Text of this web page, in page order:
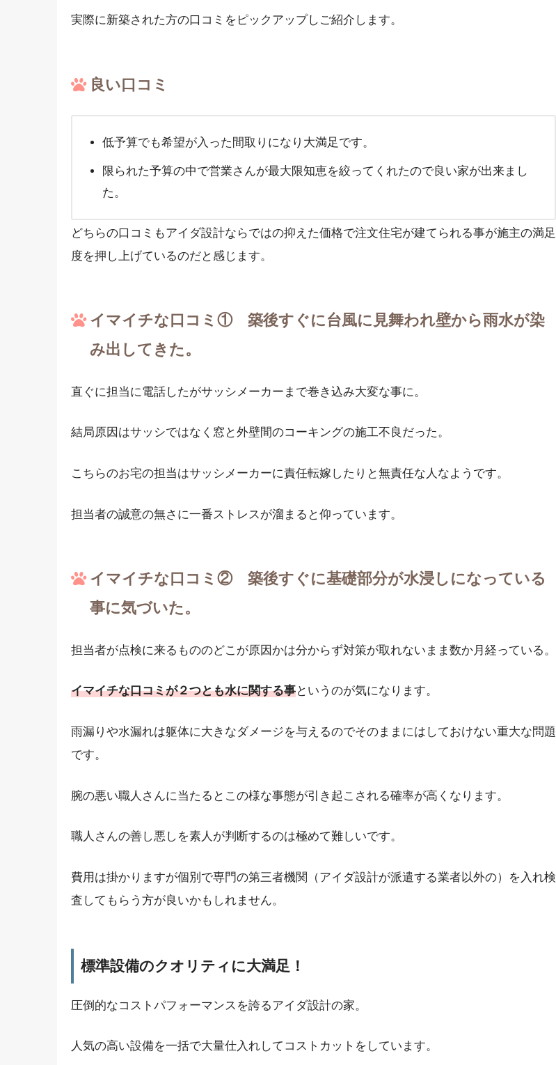
実際に新築された方の口コミをピックアップしご紹介します。
良い口コミ
低予算でも希望が入った間取りになり大満足です。
限られた予算の中で営業さんが最大限知恵を絞ってくれたので良い家が出来まし
た。
どちらの口コミもアイダ設計ならではの抑えた価格で注文住宅が建てられる事が施主の満足
度を押し上げているのだと感じます。
イマイチな口コミ① 築後すぐに台風に見舞われ壁から雨水が染
み出してきた。
直ぐに担当に電話したがサッシメーカーまで巻き込み大変な事に。
結局原因はサッシではなく窓と外壁間のコーキングの施工不良だった。
こちらのお宅の担当はサッシメーカーに責任転嫁したりと無責任な人なようです。
担当者の誠意の無さに一番ストレスが溜まると仰っています。
イマイチな口コミ② 築後すぐに基礎部分が水浸しになっている
事に気づいた。
担当者が点検に来るもののどこが原因かは分からず対策が取れないまま数か月経っている。
イマイチな口コミが２つとも水に関する事というのが気になります。
雨漏りや水漏れは躯体に大きなダメージを与えるのでそのままにはしておけない重大な問題
です。
腕の悪い職人さんに当たるとこの様な事態が引き起こされる確率が高くなります。
職人さんの善し悪しを素人が判断するのは極めて難しいです。
費用は掛かりますが個別で専門の第三者機関（アイダ設計が派遣する業者以外の）を入れ検
査してもらう方が良いかもしれません。
標準設備のクオリティに大満足！
圧倒的なコストパフォーマンスを誇るアイダ設計の家。
人気の高い設備を一括で大量仕入れしてコストカットをしています。